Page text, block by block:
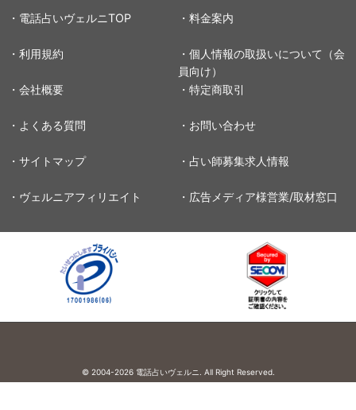
・電話占いヴェルニTOP ・料金案内
・利用規約
・個人情報の取扱いについて（会
員向け）
・会社概要
・特定商取引
・よくある質問 ・お問い合わせ
・サイトマップ ・占い師募集求人情報
・ヴェルニアフィリエイト ・広告メディア様営業/取材窓口
© 2004-2026 電話占いヴェルニ. All Right Reserved.